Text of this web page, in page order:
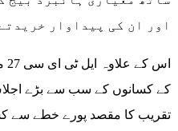
اور ان کی پیداوار خریدتے
کے کسانوں کے سب سے بڑے
تقریب کا مقصد پورے خطے سے